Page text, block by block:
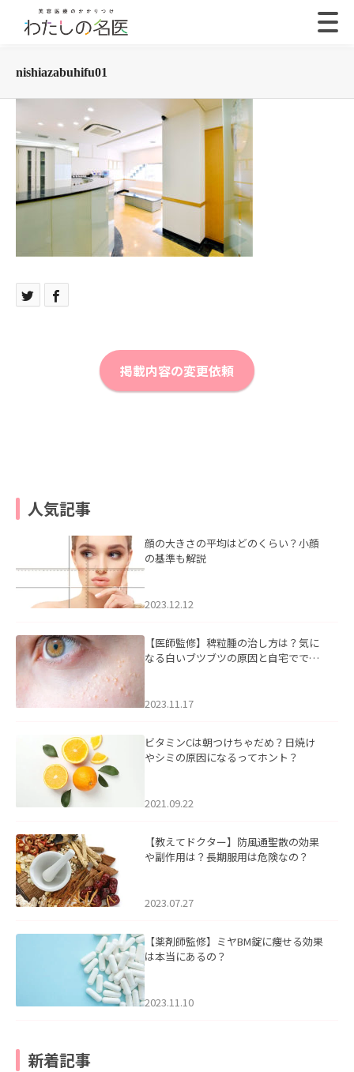
nishiazabuhifu01
掲載内容の変更依頼
人気記事
顔の大きさの平均はどのくらい？小顔
の基準も解説
2023.12.12
【医師監修】稗粒腫の治し方は？気に
なる白いブツブツの原因と自宅ででき
2023.11.17
ビタミンCは朝つけちゃだめ？日焼け
やシミの原因になるってホント？
2021.09.22
【教えてドクター】防風通聖散の効果
や副作用は？長期服用は危険なの？
2023.07.27
【薬剤師監修】ミヤBM錠に痩せる効果
は本当にあるの？
2023.11.10
新着記事